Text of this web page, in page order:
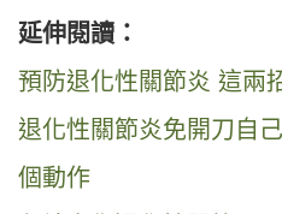
延伸閱讀：
預防退化性關節炎 這兩
退化性關節炎免開刀自
個動作